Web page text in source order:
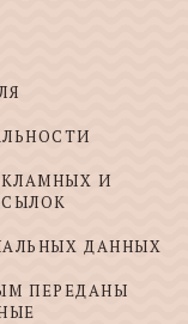
И
ДАННЫХ
ПЕРЕДАНЫ